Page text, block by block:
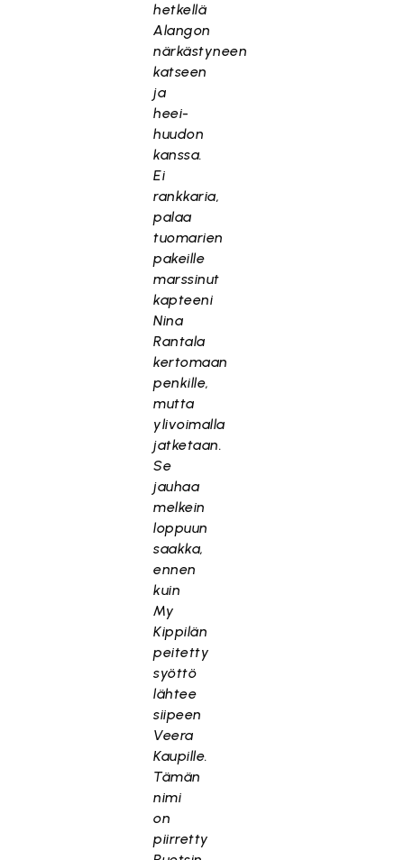
hetkellä
Alangon
närkästyneen
katseen
ja
heei-
huudon
kanssa.
Ei
rankkaria,
palaa
tuomarien
pakeille
marssinut
kapteeni
Nina
Rantala
kertomaan
penkille,
mutta
ylivoimalla
jatketaan.
Se
jauhaa
melkein
loppuun
saakka,
ennen
kuin
My
Kippilän
peitetty
syöttö
lähtee
siipeen
Veera
Kaupille.
Tämän
nimi
on
piirretty